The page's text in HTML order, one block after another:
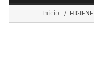
Inicio / HIGIENE